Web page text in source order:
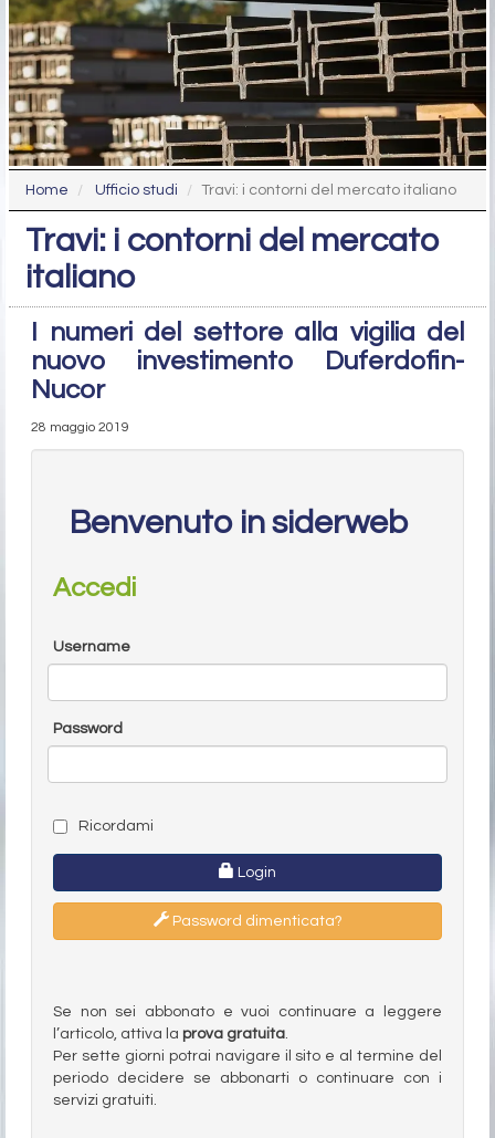
Home Ufficio studi Travi: i contorni del mercato italiano
Travi: i contorni del mercato
italiano
I numeri del settore alla vigilia del
nuovo investimento Duferdofin-
Nucor
28 maggio 2019
Benvenuto in siderweb
Accedi
Username
Password
Ricordami
Login
Password dimenticata?
Se non sei abbonato e vuoi continuare a leggere
l’articolo, attiva la prova gratuita.
Per sette giorni potrai navigare il sito e al termine del
periodo decidere se abbonarti o continuare con i
servizi gratuiti.